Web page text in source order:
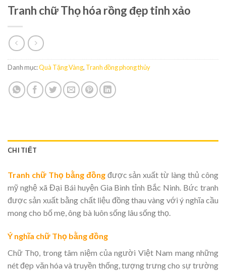
Tranh chữ Thọ hóa rồng đẹp tinh xảo
Danh mục:Quà Tặng Vàng, Tranh đồng phong thủy
CHI TIẾT
Tranh chữ Thọ bằng đồngđược sản xuất từ làng thủ công
mỹ nghệ xã Đại Bái huyện Gia Bình tỉnh Bắc Ninh. Bức tranh
được sản xuất bằng chất liệu đồng thau vàng với ý nghĩa cầu
mong cho bố mẹ, ông bà luôn sống lâu sống thọ.
Ý nghĩa chữ Thọ bằng đồng
Chữ Thọ, trong tâm niệm của người Việt Nam mang những
nét đẹp văn hóa và truyền thống, tượng trưng cho sự trường